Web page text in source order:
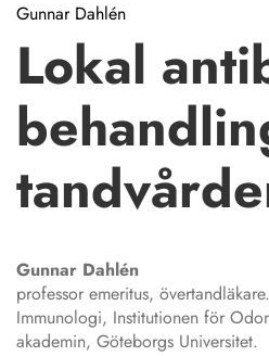
Gunnar Dahlén
Lokal
Gunnar Dahlén
professor emeritus,
Immunologi, Institutionen för
akademin, Göteborgs Universitet.